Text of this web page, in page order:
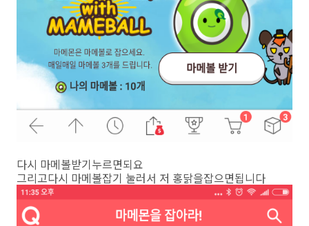
다시 마메볼받기누르면되요
그리고다시 마메볼잡기 눌러서 저 홍닭을잡으면됩니다